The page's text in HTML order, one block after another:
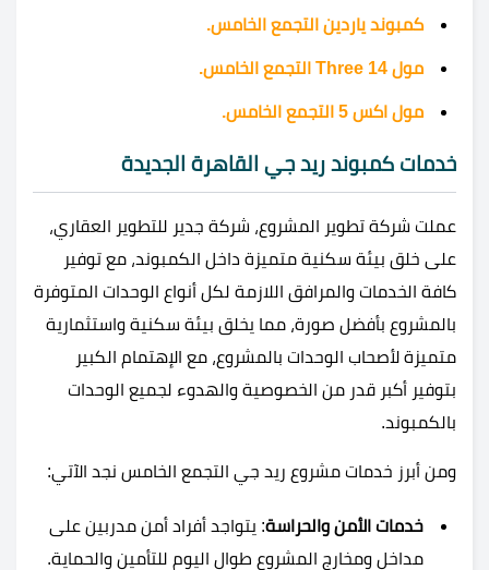
كمبوند ياردين التجمع الخامس.
مول Three 14 التجمع الخامس.
مول اكس 5 التجمع الخامس.
خدمات كمبوند ريد جي القاهرة الجديدة
عملت شركة تطوير المشروع، شركة جدير للتطوير العقاري،
على خلق بيئة سكنية متميزة داخل الكمبوند، مع توفير
كافة الخدمات والمرافق اللازمة لكل أنواع الوحدات المتوفرة
بالمشروع بأفضل صورة، مما يخلق بيئة سكنية واستثمارية
متميزة لأصحاب الوحدات بالمشروع، مع الإهتمام الكبير
بتوفير أكبر قدر من الخصوصية والهدوء لجميع الوحدات
بالكمبوند.
ومن أبرز خدمات مشروع ريد جي التجمع الخامس نجد الآتي:
خدمات الأمن والحراسة: يتواجد أفراد أمن مدربين على
مداخل ومخارج المشروع طوال اليوم للتأمين والحماية.